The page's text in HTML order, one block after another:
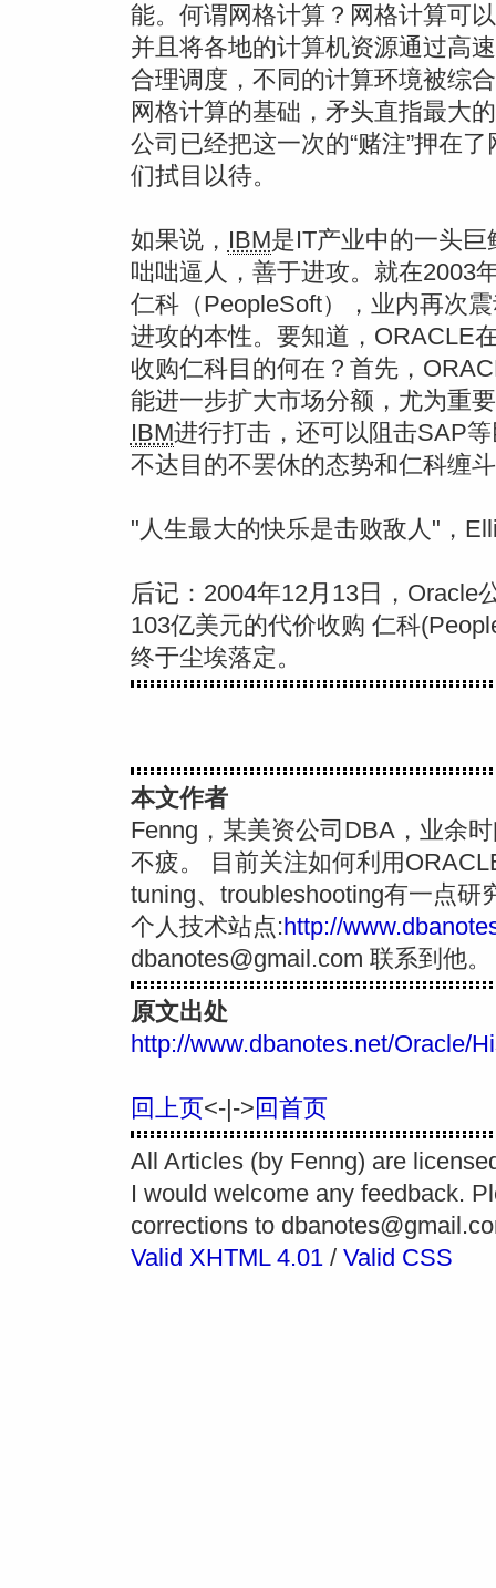
能。何谓网格计算？网格计算可
并且将各地的计算机资源通过高
合理调度，不同的计算环境被综
网格计算的基础，矛头直指最大
公司已经把这一次的“赌注”押在
们拭目以待。
如果说， IBM是IT产业中的一头
咄咄逼人，善于进攻。就在2003
仁科（PeopleSoft），业内再次
进攻的本性。要知道，ORACLE
收购仁科目的何在？首先，
能进一步扩大市场分额，尤为重
IBM进行打击，还可以阻击SAP
不达目的不罢休的态势和仁科缠
"人生最大的快乐是击败敌人"，
后记：2004年12月13日，Oracle
103亿美元的代价收购 仁科
终于尘埃落定。
本文作者
Fenng，某美资公司DBA，业余
不疲。 目前关注如何利用
tuning、troubleshooting有一点研
个人技术站点:http://
dbanotes@gmail.com 联系到他。
原文出处
http://www.dbanotes.net/Oracle/
回上页<-|->回首页
All Articles (by Fenng) are
I would welcome any feedback.
corrections to
Valid XHTML 4.01/ Valid CSS